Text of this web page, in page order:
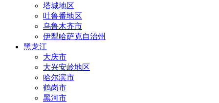
塔城地区
吐鲁番地区
乌鲁木齐市
伊犁哈萨克自治州
黑龙江
大庆市
大兴安岭地区
哈尔滨市
鹤岗市
黑河市